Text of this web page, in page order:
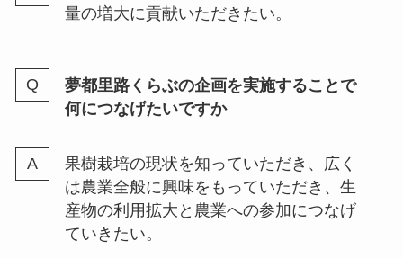
量の増大に貢献いただきたい。
夢都里路くらぶの企画を実施することで
何につなげたいですか
果樹栽培の現状を知っていただき、広く
は農業全般に興味をもっていただき、生
産物の利用拡大と農業への参加につなげ
ていきたい。